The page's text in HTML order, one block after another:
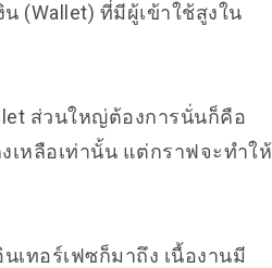
(Wallet) ที่มีผู้เข้าใช้สูงใน
ส่วนใหญ่ต้องการนั่นก็คือ
หลือเท่านั้น แต่กราฟจะทำให้
ทอร์เฟซก็มาถึง เนื้องานมี